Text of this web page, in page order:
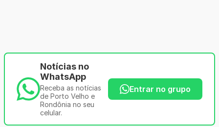
Notícias no
WhatsApp
Receba as notícias
de Porto Velho e
Rondônia no seu
celular.
Entrar no grupo